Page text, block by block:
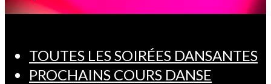
TOUTES LES SOIRÉES DANSANTES
PROCHAINS COURS DANSE